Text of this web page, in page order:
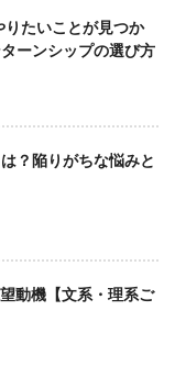
たいことが見つか
ーンシップの選び方
？陥りがちな悩みと
動機【文系・理系ご